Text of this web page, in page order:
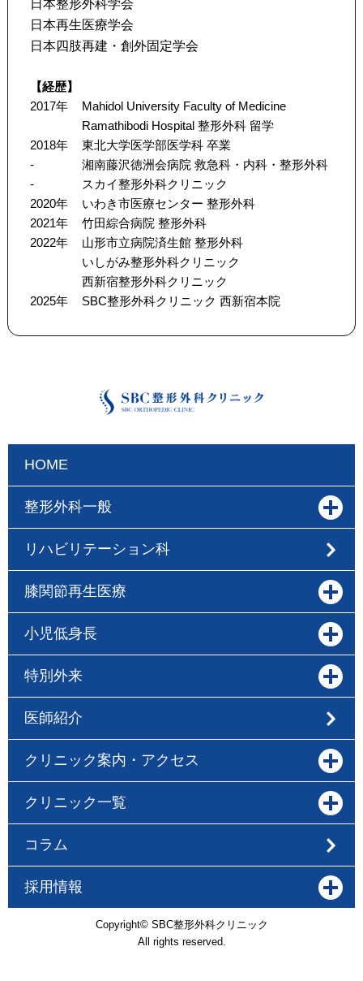
日本整形外科学会
日本再生医療学会
日本四肢再建・創外固定学会
【経歴】
2017年
Mahidol University Faculty of Medicine
Ramathibodi Hospital 整形外科 留学
2018年
東北大学医学部医学科 卒業
-
湘南藤沢徳洲会病院 救急科・内科・整形外科
-
スカイ整形外科クリニック
2020年
いわき市医療センター 整形外科
2021年
竹田綜合病院 整形外科
2022年
山形市立病院済生館 整形外科
いしがみ整形外科クリニック
西新宿整形外科クリニック
2025年
SBC整形外科クリニック 西新宿本院
HOME
整形外科一般
リハビリテーション科
膝関節再生医療
小児低身長
特別外来
医師紹介
クリニック案内・アクセス
クリニック一覧
コラム
採用情報
Copyright© SBC整形外科クリニック
All rights reserved.